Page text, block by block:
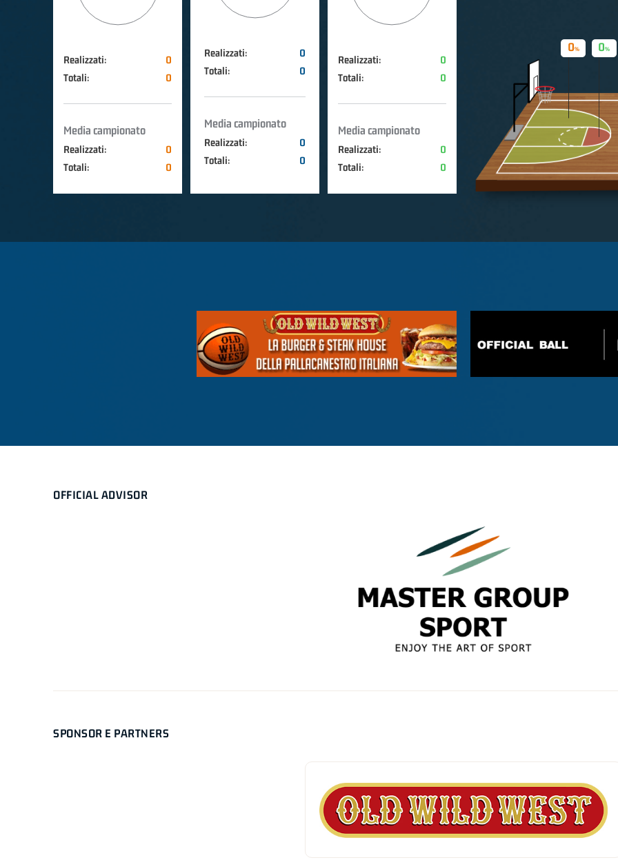
Realizzati:
0
Totali:
0
Media campionato
Realizzati:
0
Totali:
0
Realizzati:
0
Totali:
0
Media campionato
Realizzati:
0
Totali:
0
Realizzati:
0
Totali:
0
Media campionato
Realizzati:
0
Totali:
0
0
0
OFFICIAL ADVISOR
SPONSOR E PARTNERS